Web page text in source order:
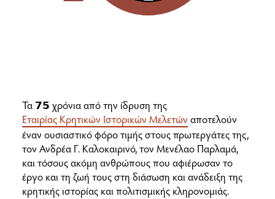
Τα 𝟳𝟱 χρόνια από την ίδρυση της
Εταιρίας Κρητικών Ιστορικών Μελετών αποτελούν
έναν ουσιαστικό φόρο τιμής στους πρωτεργάτες της,
τον Ανδρέα Γ. Καλοκαιρινό, τον Μενέλαο Παρλαμά,
και τόσους ακόμη ανθρώπους που αφιέρωσαν το
έργο και τη ζωή τους στη διάσωση και ανάδειξη της
κρητικής ιστορίας και πολιτισμικής κληρονομιάς.